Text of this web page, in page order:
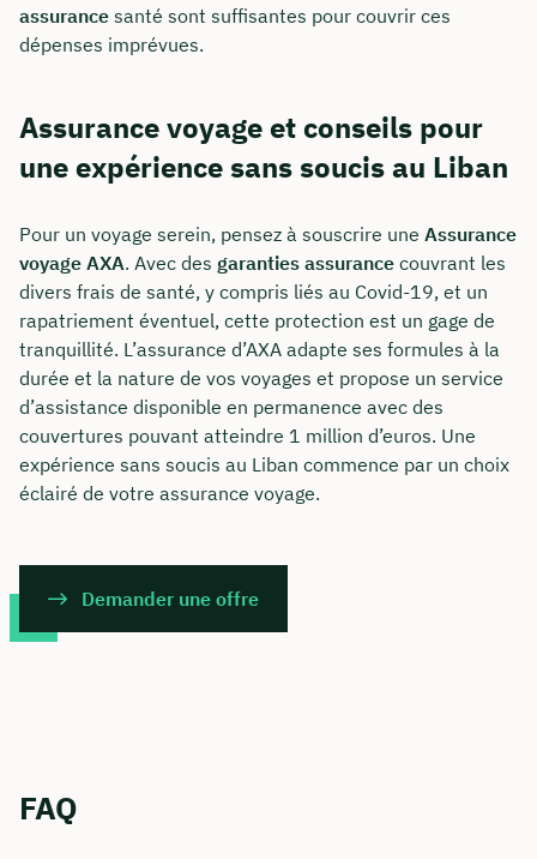
assurance santé sont suffisantes pour couvrir ces
dépenses imprévues.
Assurance voyage et conseils pour
une expérience sans soucis au Liban
Pour un voyage serein, pensez à souscrire une Assurance
voyage AXA. Avec des garanties assurance couvrant les
divers frais de santé, y compris liés au Covid-19, et un
rapatriement éventuel, cette protection est un gage de
tranquillité. L’assurance d’AXA adapte ses formules à la
durée et la nature de vos voyages et propose un service
d’assistance disponible en permanence avec des
couvertures pouvant atteindre 1 million d’euros. Une
expérience sans soucis au Liban commence par un choix
éclairé de votre assurance voyage.
Demander une offre
FAQ